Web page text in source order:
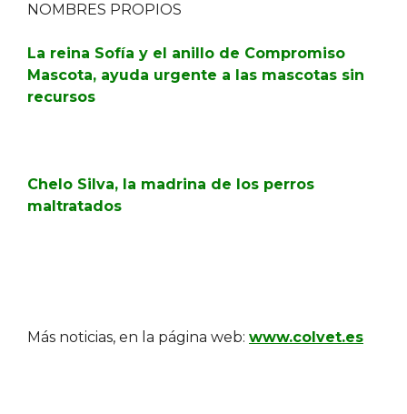
NOMBRES PROPIOS
La reina Sofía y el anillo de Compromiso
Mascota, ayuda urgente a las mascotas sin
recursos
Chelo Silva, la madrina de los perros
maltratados
Más noticias, en la página web: www.colvet.es